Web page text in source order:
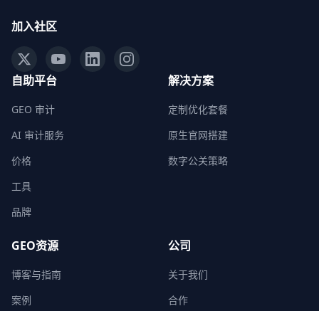
加入社区
自助平台
GEO 审计
AI 审计服务
价格
工具
品牌
解决方案
定制优化套餐
原生官网搭建
数字公关策略
GEO资源
博客与指南
案例
公司
关于我们
合作